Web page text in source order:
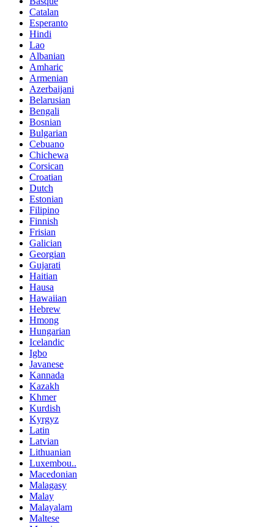
Catalan
Esperanto
Hindi
Lao
Albanian
Amharic
Armenian
Azerbaijani
Belarusian
Bengali
Bosnian
Bulgarian
Cebuano
Chichewa
Corsican
Croatian
Dutch
Estonian
Filipino
Finnish
Frisian
Galician
Georgian
Gujarati
Haitian
Hausa
Hawaiian
Hebrew
Hmong
Hungarian
Icelandic
Igbo
Javanese
Kannada
Kazakh
Khmer
Kurdish
Kyrgyz
Latin
Latvian
Lithuanian
Luxembou..
Macedonian
Malagasy
Malay
Malayalam
Maltese